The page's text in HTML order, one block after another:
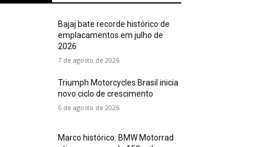
Bajaj bate recorde histórico de
emplacamentos em julho de
2026
7 de agosto de 2026
Triumph Motorcycles Brasil inicia
novo ciclo de crescimento
6 de agosto de 2026
Marco histórico: BMW Motorrad